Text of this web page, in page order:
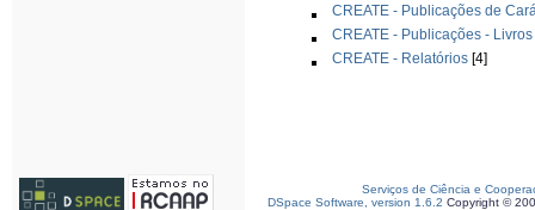
CREATE - Publicações de
CREATE - Publicações - Livros
CREATE - Relatórios [4]
Serviços de Ciência e
DSpace Software, version 1.6.2 Copyright ©